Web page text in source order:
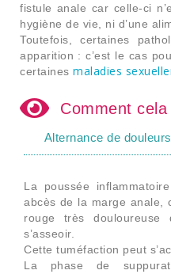
fistule anale car celle-ci
hygiène de vie, ni d’une
Toutefois, certaines
apparition : c’est le cas
certaines maladies
Comment
Alternance de
La poussée
abcès de la marge anale,
rouge très
s’asseoir.
Cette tuméfaction peut
La phase de